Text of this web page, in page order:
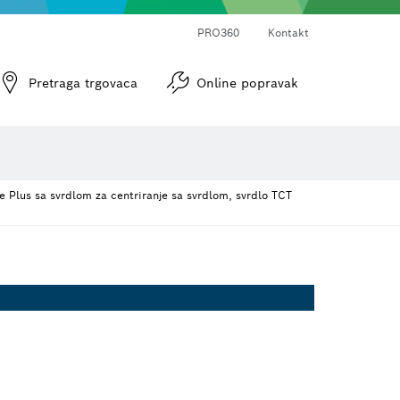
PRO360 Kontakt
Pretraga trgovaca Online popravak
Plus sa svrdlom za centriranje sa svrdlom, svrdlo TCT